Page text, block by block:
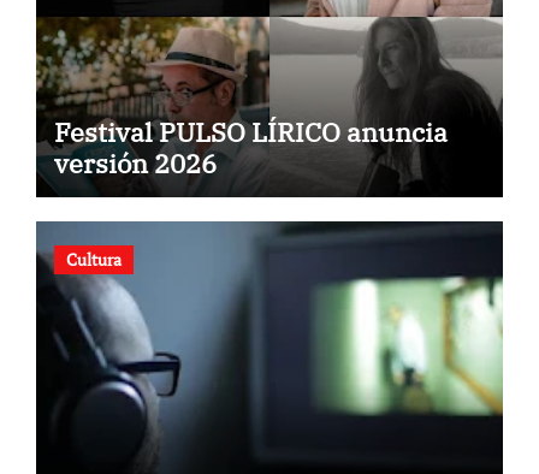
Festival PULSO LÍRICO anuncia
versión 2026
Cultura